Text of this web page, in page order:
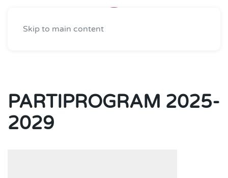
Skip to main content
PARTIPROGRAM 2025-
2029